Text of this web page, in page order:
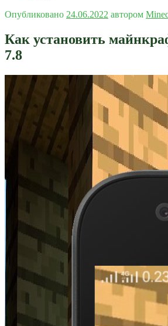
Опубликовано 24.06.2022 автором
Как установить
7.8